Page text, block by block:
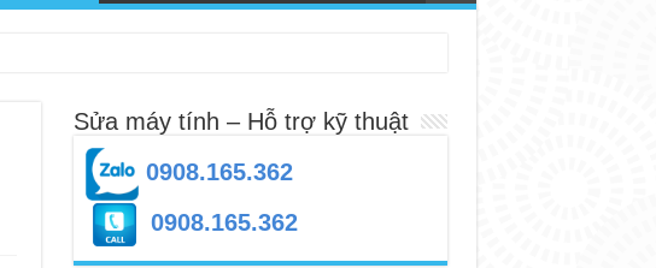
Sửa máy tính – Hỗ trợ kỹ thuật
0908.165.362
0908.165.362